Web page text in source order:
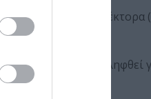
(1996-97), Λέκτορα
και έχει συμπεριληφθεί